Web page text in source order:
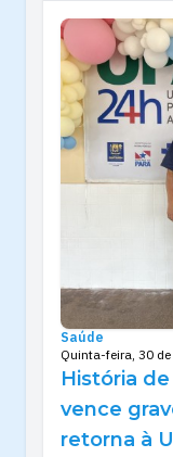
Saúde
Quinta-feira, 30
História
vence
retorna à